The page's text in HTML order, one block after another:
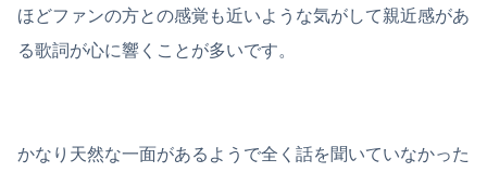
ほどファンの方との感覚も近いような気がして親近感があ
る歌詞が心に響くことが多いです。
かなり天然な一面があるようで全く話を聞いていなかった